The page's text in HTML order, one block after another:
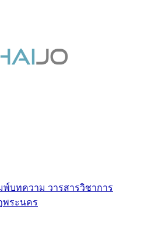
พ์บทความ วารสารวิชาการ
พระนคร